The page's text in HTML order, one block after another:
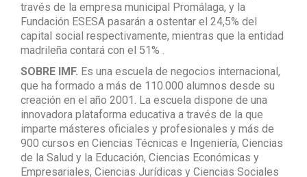
través de la empresa municipal Promálaga, y la
Fundación ESESA pasarán a ostentar el 24,5% del
capital social respectivamente, mientras que la entidad
madrileña contará con el 51% .
SOBRE IMF. Es una escuela de negocios internacional,
que ha formado a más de 110.000 alumnos desde su
creación en el año 2001. La escuela dispone de una
innovadora plataforma educativa a través de la que
imparte másteres oficiales y profesionales y más de
900 cursos en Ciencias Técnicas e Ingeniería, Ciencias
de la Salud y la Educación, Ciencias Económicas y
Empresariales, Ciencias Jurídicas y Ciencias Sociales